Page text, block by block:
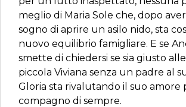
meglio di Maria Sole che, dopo
sogno di aprire un asilo nido, sta
nuovo equilibrio famigliare. E se
smette di chiedersi se sia giusto
piccola Viviana senza un padre al
Gloria sta rivalutando il suo amore
compagno di sempre.